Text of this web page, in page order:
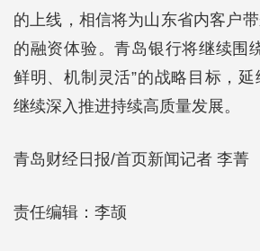
的上线，相信将为山东省内客户
的融资体验。青岛银行将继续围
鲜明、机制灵活”的战略目标，延
继续深入推进持续高质量发展。
青岛财经日报/首页新闻记者 李菁
责任编辑：李颉